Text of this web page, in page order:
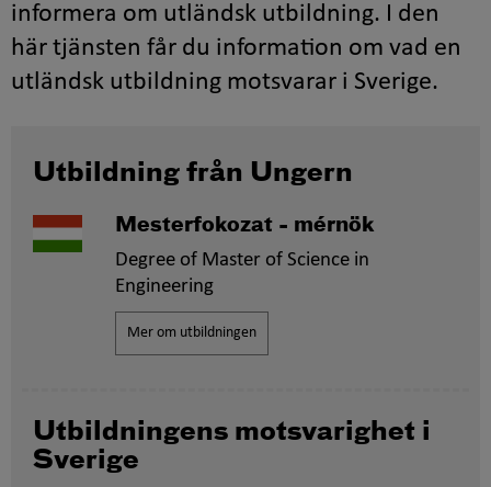
informera om utländsk utbildning. I den
här tjänsten får du information om vad en
utländsk utbildning motsvarar i Sverige.
Utbildning från Ungern
Mesterfokozat - mérnök
Degree of Master of Science in
Engineering
Mer om utbildningen
Utbildningens motsvarighet i
Sverige